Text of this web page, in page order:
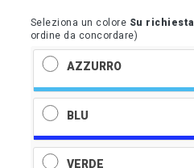
Seleziona un colore Su richiesta
ordine da concordare)
AZZURRO
BLU
VERDE